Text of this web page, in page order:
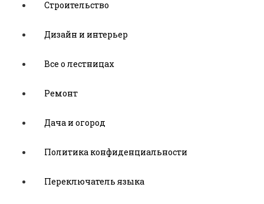
Строительство
Дизайн и интерьер
Все о лестницах
Ремонт
Дача и огород
Политика конфиденциальности
Переключатель языка